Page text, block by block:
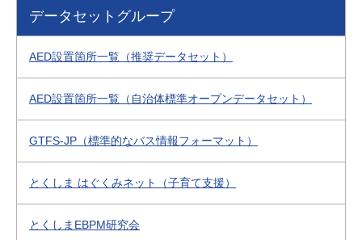
データセットグループ
AED設置箇所一覧（推奨データセット）
AED設置箇所一覧（自治体標準オープンデータセット）
GTFS-JP（標準的なバス情報フォーマット）
とくしま はぐくみネット（子育て支援）
とくしまEBPM研究会